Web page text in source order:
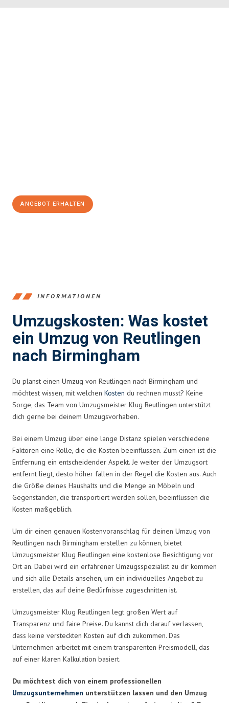
ANGEBOT ERHALTEN
INFORMATIONEN
Umzugskosten: Was kostet
ein Umzug von Reutlingen
nach Birmingham
Du planst einen Umzug von Reutlingen nach Birmingham und
möchtest wissen, mit welchen Kosten du rechnen musst? Keine
Sorge, das Team von Umzugsmeister Klug Reutlingen unterstützt
dich gerne bei deinem Umzugsvorhaben.
Bei einem Umzug über eine lange Distanz spielen verschiedene
Faktoren eine Rolle, die die Kosten beeinflussen. Zum einen ist die
Entfernung ein entscheidender Aspekt. Je weiter der Umzugsort
entfernt liegt, desto höher fallen in der Regel die Kosten aus. Auch
die Größe deines Haushalts und die Menge an Möbeln und
Gegenständen, die transportiert werden sollen, beeinflussen die
Kosten maßgeblich.
Um dir einen genauen Kostenvoranschlag für deinen Umzug von
Reutlingen nach Birmingham erstellen zu können, bietet
Umzugsmeister Klug Reutlingen eine kostenlose Besichtigung vor
Ort an. Dabei wird ein erfahrener Umzugsspezialist zu dir kommen
und sich alle Details ansehen, um ein individuelles Angebot zu
erstellen, das auf deine Bedürfnisse zugeschnitten ist.
Umzugsmeister Klug Reutlingen legt großen Wert auf
Transparenz und faire Preise. Du kannst dich darauf verlassen,
dass keine versteckten Kosten auf dich zukommen. Das
Unternehmen arbeitet mit einem transparenten Preismodell, das
auf einer klaren Kalkulation basiert.
Du möchtest dich von einem professionellen
Umzugsunternehmen unterstützen lassen und den Umzug